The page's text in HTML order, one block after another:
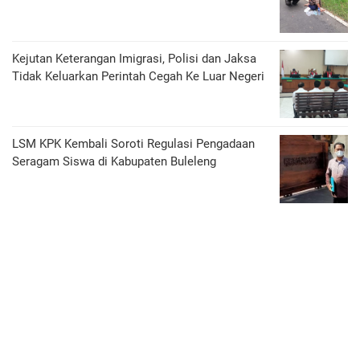
Kejutan Keterangan Imigrasi, Polisi dan Jaksa
Tidak Keluarkan Perintah Cegah Ke Luar Negeri
LSM KPK Kembali Soroti Regulasi Pengadaan
Seragam Siswa di Kabupaten Buleleng